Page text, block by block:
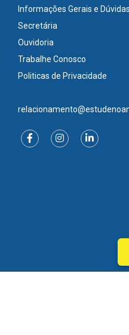
Informações Gerais e Dúvidas
Secretária
Ouvidoria
Trabalhe Conosco
Politicas de Privacidade